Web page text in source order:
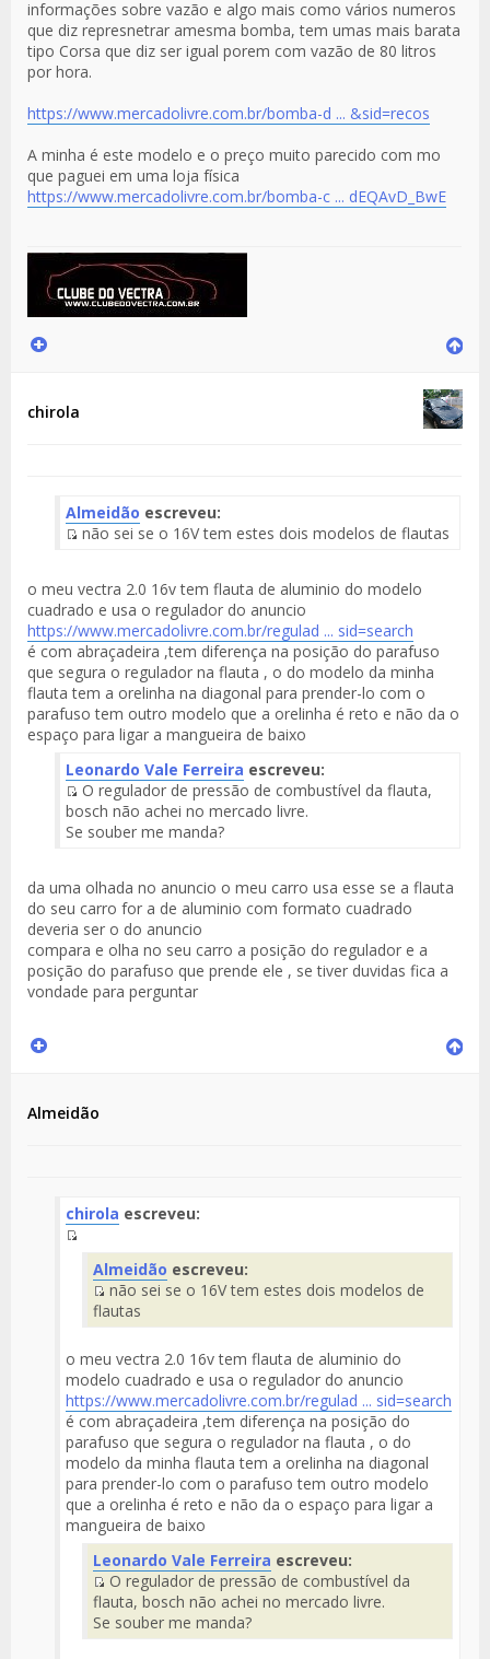
informações sobre vazão e algo mais como vários numeros
que diz represnetrar amesma bomba, tem umas mais barata
tipo Corsa que diz ser igual porem com vazão de 80 litros
por hora.
https://www.mercadolivre.com.br/bomba-d ... &sid=recos
A minha é este modelo e o preço muito parecido com mo
que paguei em uma loja física
https://www.mercadolivre.com.br/bomba-c ... dEQAvD_BwE
chirola
Almeidão escreveu:
Mensaje
não sei se o 16V tem estes dois modelos de flautas
o meu vectra 2.0 16v tem flauta de aluminio do modelo
cuadrado e usa o regulador do anuncio
https://www.mercadolivre.com.br/regulad ... sid=search
é com abraçadeira ,tem diferença na posição do parafuso
que segura o regulador na flauta , o do modelo da minha
flauta tem a orelinha na diagonal para prender-lo com o
parafuso tem outro modelo que a orelinha é reto e não da o
espaço para ligar a mangueira de baixo
Leonardo Vale Ferreira escreveu:
Fuente
del
O regulador de pressão de combustível da flauta,
bosch não achei no mercado livre.
Se souber me manda?
da uma olhada no anuncio o meu carro usa esse se a flauta
do seu carro for a de aluminio com formato cuadrado
deveria ser o do anuncio
compara e olha no seu carro a posição do regulador e a
posição do parafuso que prende ele , se tiver duvidas fica a
vondade para perguntar
Almeidão
chirola escreveu:
Fuente
del
Mensaje
Almeidão escreveu:
Fuente
del
não sei se o 16V tem estes dois modelos de
flautas
o meu vectra 2.0 16v tem flauta de aluminio do
modelo cuadrado e usa o regulador do anuncio
https://www.mercadolivre.com.br/regulad ... sid=search
é com abraçadeira ,tem diferença na posição do
parafuso que segura o regulador na flauta , o do
modelo da minha flauta tem a orelinha na diagonal
para prender-lo com o parafuso tem outro modelo
que a orelinha é reto e não da o espaço para ligar a
mangueira de baixo
Leonardo Vale Ferreira escreveu:
Fuente
del
Mensaje
O regulador de pressão de combustível da
flauta, bosch não achei no mercado livre.
Se souber me manda?